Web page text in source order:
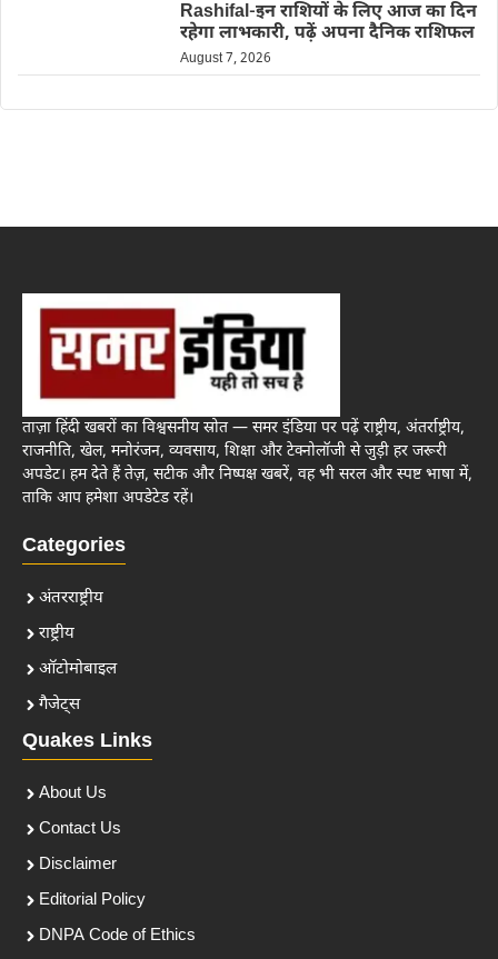
Rashifal-इन राशियों के लिए आज का दिन
रहेगा लाभकारी, पढ़ें अपना दैनिक राशिफल
August 7, 2026
ताज़ा हिंदी खबरों का विश्वसनीय स्रोत — समर इंडिया पर पढ़ें राष्ट्रीय, अंतर्राष्ट्रीय,
राजनीति, खेल, मनोरंजन, व्यवसाय, शिक्षा और टेक्नोलॉजी से जुड़ी हर जरूरी
अपडेट। हम देते हैं तेज़, सटीक और निष्पक्ष खबरें, वह भी सरल और स्पष्ट भाषा में,
ताकि आप हमेशा अपडेटेड रहें।
Categories
अंतरराष्ट्रीय
राष्ट्रीय
ऑटोमोबाइल
गैजेट्स
Quakes Links
About Us
Contact Us
Disclaimer
Editorial Policy
DNPA Code of Ethics